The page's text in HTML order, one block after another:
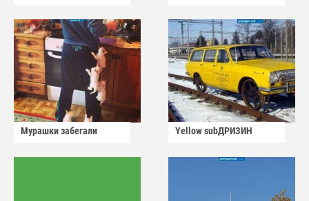
Мурашки забегали Yellow subДРИЗИН